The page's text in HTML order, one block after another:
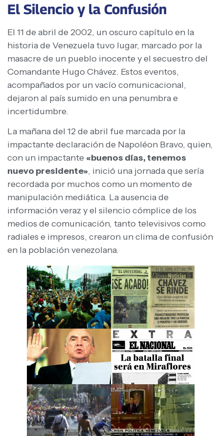
El Silencio y la Confusión
El 11 de abril de 2002, un oscuro capítulo en la
historia de Venezuela tuvo lugar, marcado por la
masacre de un pueblo inocente y el secuestro del
Comandante Hugo Chávez. Estos eventos,
acompañados por un vacío comunicacional,
dejaron al país sumido en una penumbra e
incertidumbre.
La mañana del 12 de abril fue marcada por la
impactante declaración de Napoléon Bravo, quien,
con un impactante «buenos días, tenemos
nuevo presidente», inició una jornada que sería
recordada por muchos como un momento de
manipulación mediática. La ausencia de
información veraz y el silencio cómplice de los
medios de comunicación, tanto televisivos como
radiales e impresos, crearon un clima de confusión
en la población venezolana.